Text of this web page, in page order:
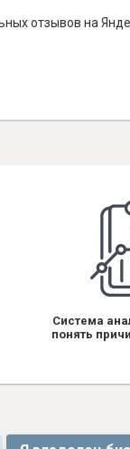
отзывов на
Система
понять